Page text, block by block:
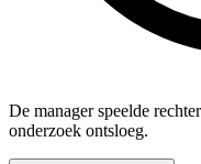
De manager speelde
onderzoek ontsloeg.